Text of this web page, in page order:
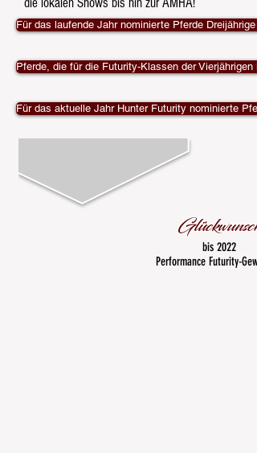
Für das laufende Jahr nominierte Pferde
Pferde, die für die Futurity-Klassen der
Für das aktuelle Jahr Hunter Futurity nominierte
Glückwunsch
bis 2022
Performance Futurity-